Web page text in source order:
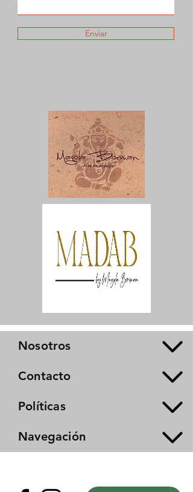
Enviar
Nosotros
Contacto
Políticas
Navegación